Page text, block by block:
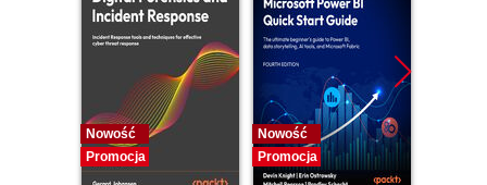
15. Exploring Cyberattacks and Threats
16. Implementing Network Security
17. Network Troubleshooting
18. Practice Exam
Nowość
Promocja
Nowość
Promocja